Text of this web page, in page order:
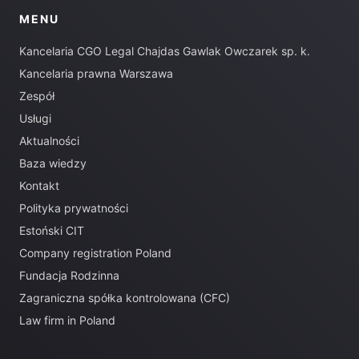
MENU
Kancelaria CGO Legal Chajdas Gawlak Owczarek sp. k.
Kancelaria prawna Warszawa
Zespół
Usługi
Aktualności
Baza wiedzy
Kontakt
Polityka prywatności
Estoński CIT
Company registration Poland
Fundacja Rodzinna
Zagraniczna spółka kontrolowana (CFC)
Law firm in Poland